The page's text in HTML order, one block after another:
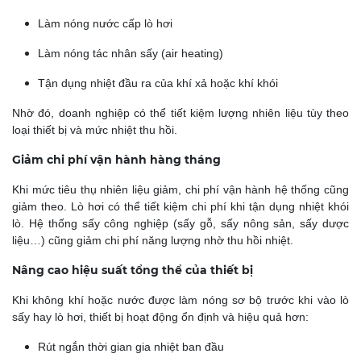
Làm nóng nước cấp lò hơi
Làm nóng tác nhân sấy (air heating)
Tận dụng nhiệt đầu ra của khí xả hoặc khí khói
Nhờ đó, doanh nghiệp có thể tiết kiệm lượng nhiên liệu tùy theo
loại thiết bị và mức nhiệt thu hồi.
Giảm chi phí vận hành hàng tháng
Khi mức tiêu thụ nhiên liệu giảm, chi phí vận hành hệ thống cũng
giảm theo. Lò hơi có thể tiết kiệm chi phí khi tận dụng nhiệt khói
lò. Hệ thống sấy công nghiệp (sấy gỗ, sấy nông sản, sấy dược
liệu…) cũng giảm chi phí năng lượng nhờ thu hồi nhiệt.
Nâng cao hiệu suất tổng thể của thiết bị
Khi không khí hoặc nước được làm nóng sơ bộ trước khi vào lò
sấy hay lò hơi, thiết bị hoạt động ổn định và hiệu quả hơn:
Rút ngắn thời gian gia nhiệt ban đầu